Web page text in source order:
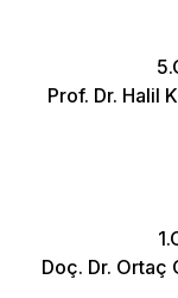
Prof. Dr. Halil
Doç. Dr. Ortaç